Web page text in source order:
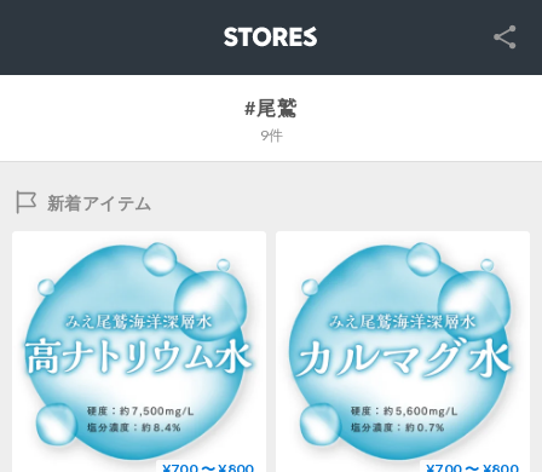
SNS
#尾鷲
9件
新着アイテム